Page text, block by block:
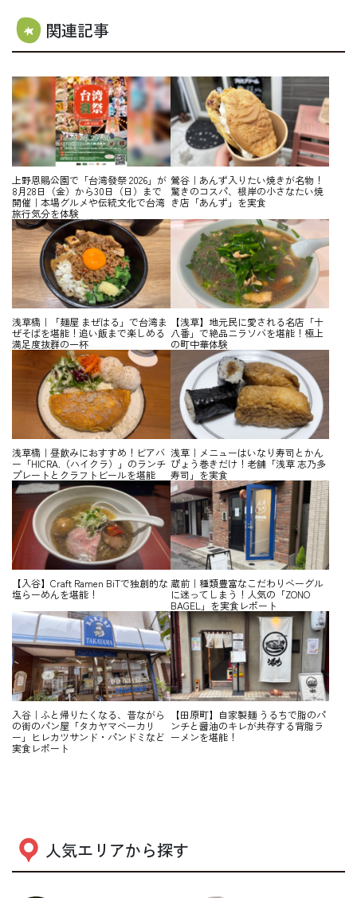
関連記事
上野恩賜公園で「台湾發祭 2026」が
8月28日（金）から30日（日）まで
開催｜本場グルメや伝統文化で台湾
旅行気分を体験
鶯谷｜あんず入りたい焼きが名物！
驚きのコスパ、根岸の小さなたい焼
き店「あんず」を実食
浅草橋｜「麺屋 まぜはる」で台湾ま
ぜそばを堪能！追い飯まで楽しめる
満足度抜群の一杯
【浅草】地元民に愛される名店「十
八番」で絶品ニラソバを堪能！極上
の町中華体験
浅草橋｜昼飲みにおすすめ！ビアバ
ー「HICRA.（ハイクラ）」のランチ
プレートとクラフトビールを堪能
浅草｜メニューはいなり寿司とかん
ぴょう巻きだけ！老舗「浅草 志乃多
寿司」を実食
【入谷】Craft Ramen BiTで独創的な
塩らーめんを堪能！
蔵前｜種類豊富なこだわりベーグル
に迷ってしまう！人気の「ZONO
BAGEL」を実食レポート
入谷｜ふと帰りたくなる、昔ながら
の街のパン屋「タカヤマベーカリ
ー」ヒレカツサンド・パンドミなど
実食レポート
【田原町】自家製麺 うるちで脂のパ
ンチと醤油のキレが共存する背脂ラ
ーメンを堪能！
人気エリアから探す